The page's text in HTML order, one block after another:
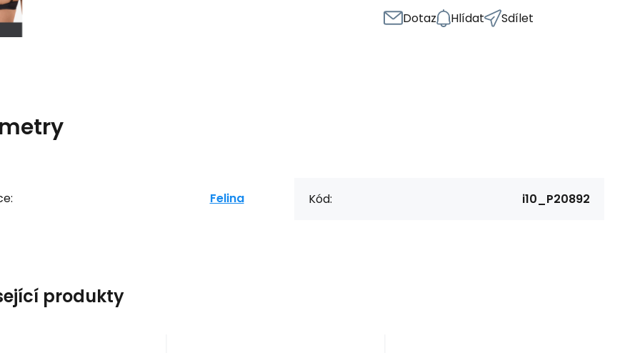
Dotaz Hlídat Sdílet
Felina Kód: i10_P20892
produkty